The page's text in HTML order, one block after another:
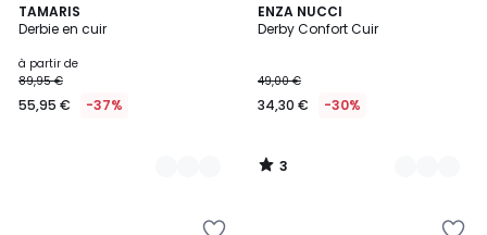
TAMARIS
Derbie en cuir
à partir de
89,95 €
55,95 € -37%
2
Couleurs
ENZA NUCCI
Derby Confort Cuir
49,00 €
34,30 € -30%
3
/
2
Couleurs
3
/